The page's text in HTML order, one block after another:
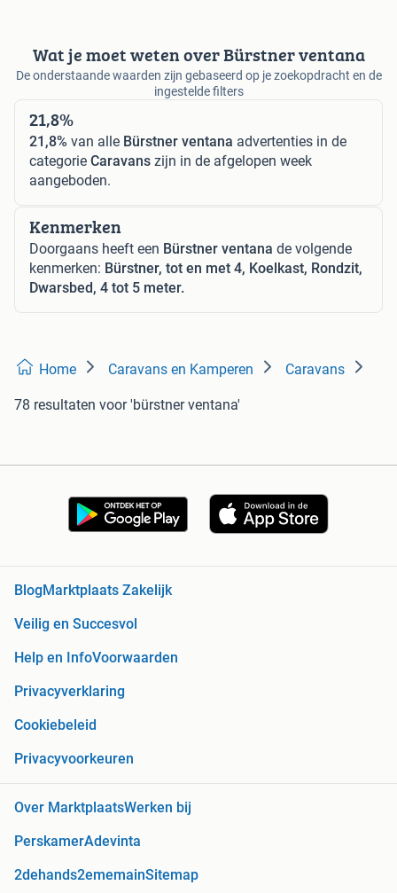
Wat je moet weten over Bürstner ventana
De onderstaande waarden zijn gebaseerd op je zoekopdracht en de
ingestelde filters
21,8%
21,8% van alle Bürstner ventana advertenties in de
categorie Caravans zijn in de afgelopen week
aangeboden.
Kenmerken
Doorgaans heeft een Bürstner ventana de volgende
kenmerken: Bürstner, tot en met 4, Koelkast, Rondzit,
Dwarsbed, 4 tot 5 meter.
Home Caravans en Kamperen Caravans
78 resultaten voor 'bürstner ventana'
BlogMarktplaats Zakelijk
Veilig en Succesvol
Help en InfoVoorwaarden
Privacyverklaring
Cookiebeleid
Privacyvoorkeuren
Over MarktplaatsWerken bij
PerskamerAdevinta
2dehands2ememainSitemap